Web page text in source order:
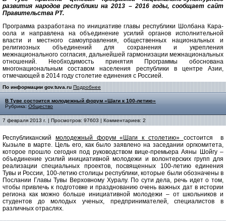
развития народов республики на 2013 – 2016 годы, сообщает сайт
Правительства РТ.
Программа разработана по инициативе главы республики Шолбана Кара-
оола и направлена на объединение усилий органов исполнительной
власти и местного самоуправления, общественных национальных и
религиозных объединений для сохранения и укрепления
межнационального согласия, дальнейшей гармонизации межнациональных
отношений. Необходимость принятия Программы обоснована
многонациональным составом населения республики в центре Азии,
отмечающей в 2014 году столетие единения с Россией.
По информации gov.tuva.ru Подробнее
В Туве состоится молодежный форум «Шаги к 100-летию»
Рубрика: Общество
7 февраля 2013 г. | Просмотров: 97603 | Комментариев: 2
Республиканский молодежный форум «Шаги к столетию» состоится в
Кызыле в марте. Цель его, как было заявлено на заседании оргкомитета,
которое прошло сегодня под руководством вице-премьера Аяны Шойгу –
объединение усилий инициативной молодежи и волонтерских групп для
реализации специальных проектов, посвященных 100-летию единения
Тувы и России, 100-летию столицы республики, которые были обозначены в
Послании Главы Тувы Верховному Хуралу. По сути дела, речь идет о том,
чтобы привлечь к подготовке и празднованию очень важных дат в истории
региона как можно больше инициативной молодежи – от школьников и
студентов до молодых ученых, предпринимателей, специалистов в
различных отраслях.